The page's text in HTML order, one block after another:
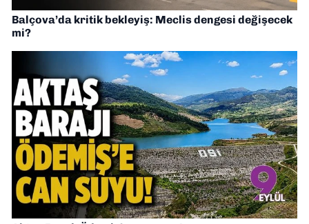
Balçova’da kritik bekleyiş: Meclis dengesi değişecek
mi?